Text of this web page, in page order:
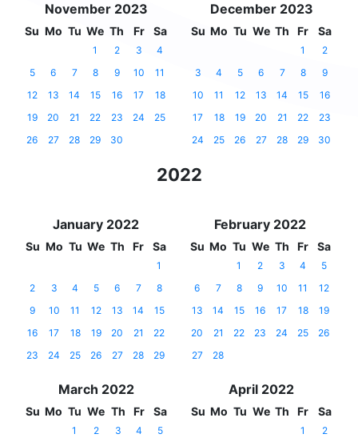
November 2023
Su Mo Tu We Th Fr Sa
1 2 3
4
5
6 7 8 9 10
11
12
13 14 15 16 17
18
19
20 21 22 23 24
25
26
27 28 29 30
December 2023
Su Mo Tu We Th Fr Sa
1
2
3
4 5 6 7 8
9
10
11 12 13 14 15
16
17
18 19 20 21 22
23
24
25 26 27 28 29 30
2022
January 2022
Su Mo Tu We Th Fr Sa
1
2
3 4 5 6 7
8
9
10 11 12 13 14
15
16
17 18 19 20 21
22
23
24 25 26 27 28 29
February 2022
Su Mo Tu We Th Fr Sa
1 2 3 4
5
6
7 8 9 10 11
12
13
14 15 16 17 18
19
20
21 22 23 24 25
26
27
28
March 2022
Su Mo Tu We Th Fr Sa
1 2 3 4
5
April 2022
Su Mo Tu We Th Fr Sa
1
2